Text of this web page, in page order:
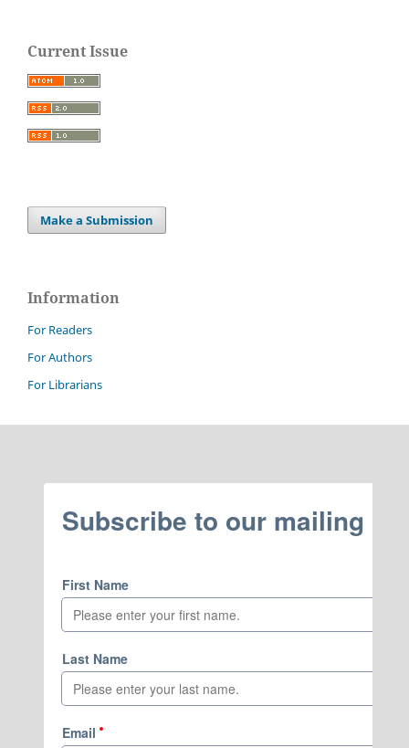
Current Issue
Make a Submission
Information
For Readers
For Authors
For Librarians